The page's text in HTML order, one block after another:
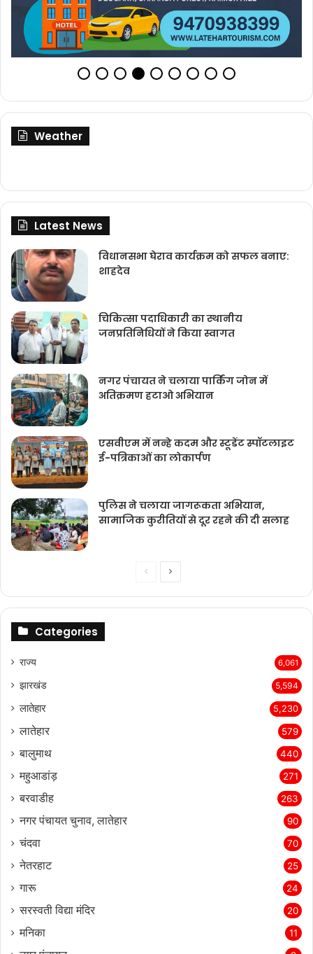
Weather
Latest News
विधानसभा घेराव कार्यक्रम को सफल बनाए:
शाहदेव
चिकित्‍सा पदाधिकारी का स्थानीय
जनप्रतिनिधियों ने किया स्वागत
नगर पंचायत ने चलाया पार्किंग जोन में
अतिक्रमण हटाओ अभियान
एसवीएम में नन्हे कदम और स्टूडेंट स्पॉटलाइट
ई-पत्रिकाओं का लोकार्पण
पुलिस ने चलाया जागरूकता अभियान,
सामाजिक कुरीतियों से दूर रहने की दी सलाह
Previous
page page
Categories
राज्‍य 6,061
झारखंड 5,594
लातेहार 5,230
लातेहार 579
बालुमाथ 440
महुआडांड़ 271
बरवाडीह 263
नगर पंचायत चुनाव, लातेहार 90
चंदवा 70
नेतरहाट 25
गारू 24
सरस्‍वती विद्या मंदिर 20
मनिका 11